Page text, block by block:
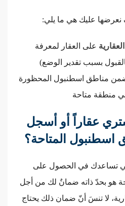
نعرضها عليك هي ما يلي:
على العقار لمعرفة
بالقبول بسبب تقدير الوضع)
ضمن مناطق اسطنبول المحظورة
منطقة متاحة
عقاراً أو أسجل
المتاحة؟
تساعدك في الحصول على
هو بحدّ ذاته ضمانٌ لك من أجل
لا تنسَ أنّ ضمان ذلك يحتاج